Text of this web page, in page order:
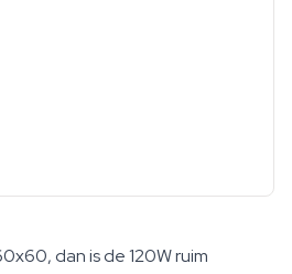
dan is de 120W ruim